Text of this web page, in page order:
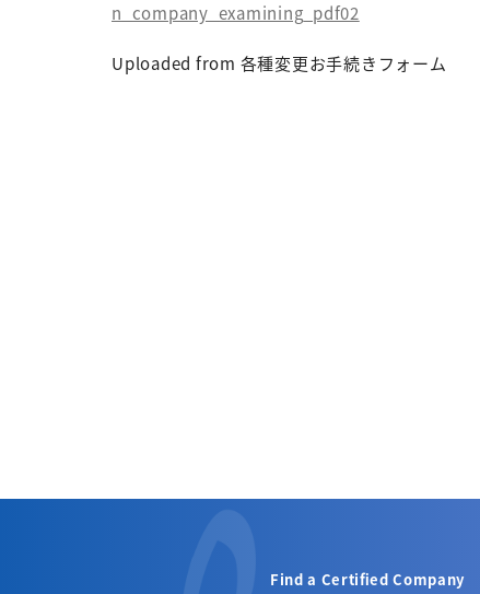
n_company_examining_pdf02
Uploaded from 各種変更お手続きフォーム
Find a Certified Company